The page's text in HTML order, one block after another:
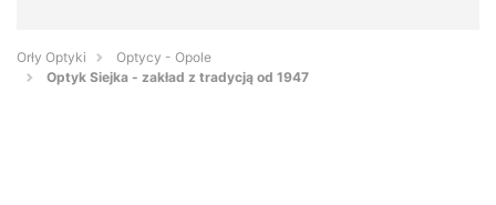
Orły Optyki
Optycy - Opole
Optyk Siejka - zakład z tradycją od 1947